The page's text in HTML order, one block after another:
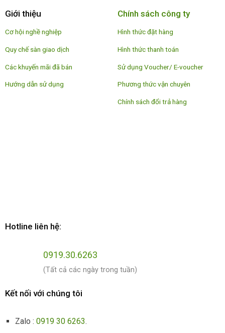
Giới thiệu
Cơ hội nghề nghiệp
Quy chế sàn giao dịch
Các khuyến mãi đã bán
Hướng dẫn sử dụng
Chính sách công ty
Hình thức đặt hàng
Hình thức thanh toán
Sử dụng Voucher/ E-voucher
Phương thức vận chuyên
Chính sách đổi trả hàng
Hotline liên hệ:
0919.30.6263
(Tất cả các ngày trong tuần)
Kết nối với chúng tôi
Zalo :0919 30 6263.